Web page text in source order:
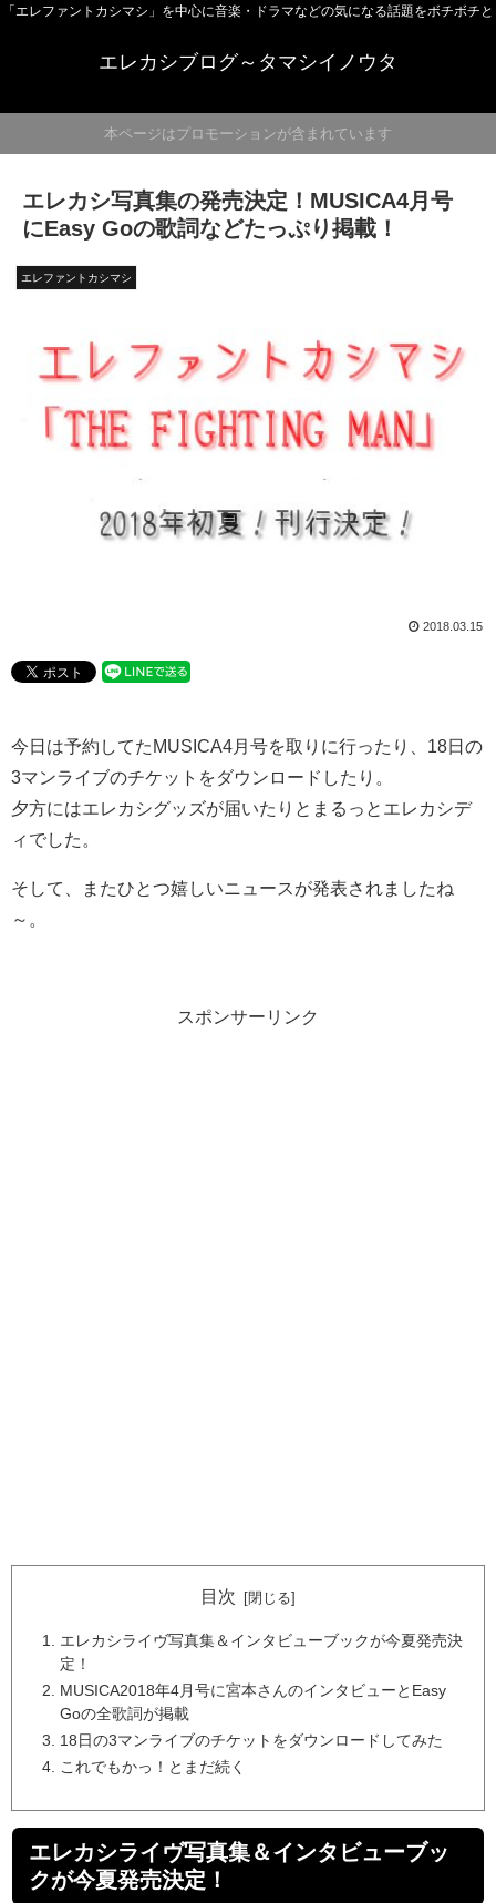
「エレファントカシマシ」を中心に音楽・ドラマなどの気になる話題をボチボチと
エレカシブログ～タマシイノウタ
本ページはプロモーションが含まれています
エレカシ写真集の発売決定！MUSICA4月号
にEasy Goの歌詞などたっぷり掲載！
エレファントカシマシ
2018.03.15
今日は予約してたMUSICA4月号を取りに行ったり、18日の
3マンライブのチケットをダウンロードしたり。
夕方にはエレカシグッズが届いたりとまるっとエレカシデ
ィでした。
そして、またひとつ嬉しいニュースが発表されましたね
～。
スポンサーリンク
目次
エレカシライヴ写真集＆インタビューブックが今夏発売決
定！
MUSICA2018年4月号に宮本さんのインタビューとEasy
Goの全歌詞が掲載
18日の3マンライブのチケットをダウンロードしてみた
これでもかっ！とまだ続く
エレカシライヴ写真集＆インタビューブッ
クが今夏発売決定！